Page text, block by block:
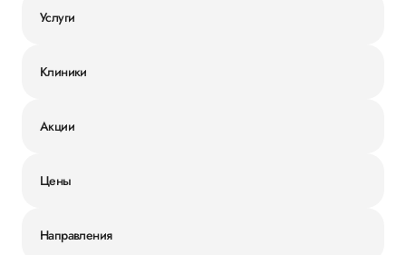
Услуги
Клиники
Акции
Цены
Направления